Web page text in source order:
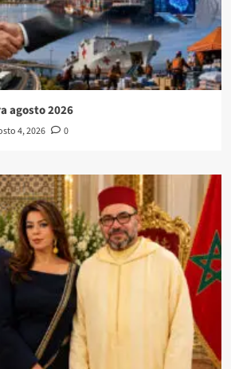
agosto 2026
4, 2026 0